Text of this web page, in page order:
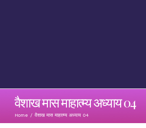
वैशाख मास माहात्म्य अध्याय 04
Home / वैशाख मास माहात्म्य अध्याय 04